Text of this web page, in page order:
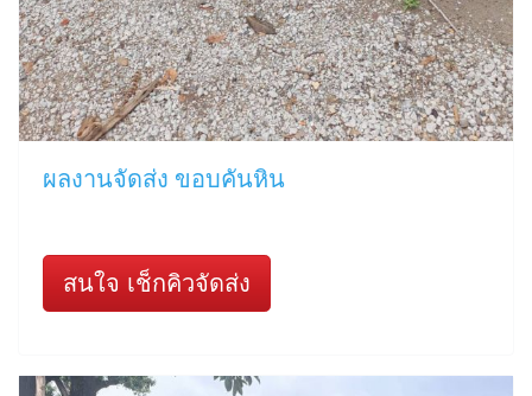
ผลงานจัดส่ง ขอบคันหิน
สนใจ เช็กคิวจัดส่ง